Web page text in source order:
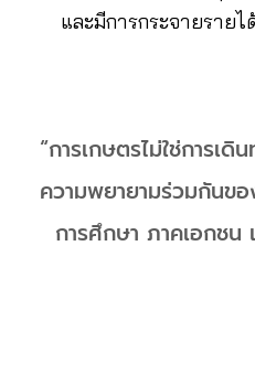
และมีการกระจายราย
“การเกษตรไม่ใช่การเ
ความพยายามร่วมกันข
การศึกษา ภาคเอกชน